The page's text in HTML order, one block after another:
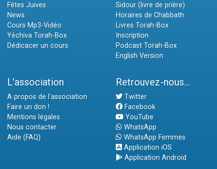
Fêtes Juives
News
Cours Mp3-Vidéo
Yéchiva Torah-Box
Dédicacer un cours
Sidour (livre de prière)
Horaires de Chabbath
Livres Torah-Box
Inscription
Podcast Torah-Box
English Version
L'association
A propos de l'association
Faire un don !
Mentions légales
Nous contacter
Aide (FAQ)
Retrouvez-nous...
Twitter
Facebook
YouTube
WhatsApp
WhatsApp Femmes
Application iOS
Application Android